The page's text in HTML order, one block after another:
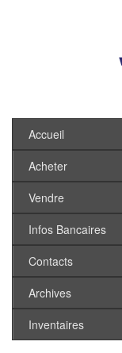
Accueil
Acheter
Vendre
Infos Bancaires
Contacts
Archives
Inventaires